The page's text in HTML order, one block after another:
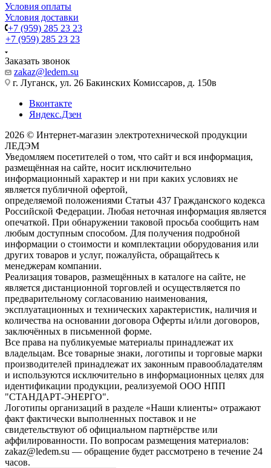
Условия оплаты
Условия доставки
+7 (959) 285 23 23
+7 (959) 285 23 23
Заказать звонок
zakaz@ledem.su
г. Луганск, ул. 26 Бакинских Комиссаров, д. 150в
Вконтакте
Яндекс.Дзен
2026 © Интернет-магазин электротехнической продукции
ЛЕДЭМ
Уведомляем посетителей о том, что сайт и вся информация,
размещённая на сайте, носит исключительно
информационный характер и ни при каких условиях не
является публичной офертой,
определяемой положениями Статьи 437 Гражданского кодекса
Российской Федерации. Любая неточная информация является
опечаткой. При обнаружении таковой просьба сообщить нам
любым доступным способом. Для получения подробной
информации о стоимости и комплектации оборудования или
других товаров и услуг, пожалуйста, обращайтесь к
менеджерам компании.
Реализация товаров, размещённых в каталоге на сайте, не
является дистанционной торговлей и осуществляется по
предварительному согласованию наименования,
эксплуатационных и технических характеристик, наличия и
количества на основании договора Оферты и/или договоров,
заключённых в письменной форме.
Все права на публикуемые материалы принадлежат их
владельцам. Все товарные знаки, логотипы и торговые марки
производителей принадлежат их законным правообладателям
и используются исключительно в информационных целях для
идентификации продукции, реализуемой ООО НПП
"СТАНДАРТ-ЭНЕРГО".
Логотипы организаций в разделе «Наши клиенты» отражают
факт фактически выполненных поставок и не
свидетельствуют об официальном партнёрстве или
аффилированности. По вопросам размещения материалов:
zakaz@ledem.su — обращение будет рассмотрено в течение 24
часов.